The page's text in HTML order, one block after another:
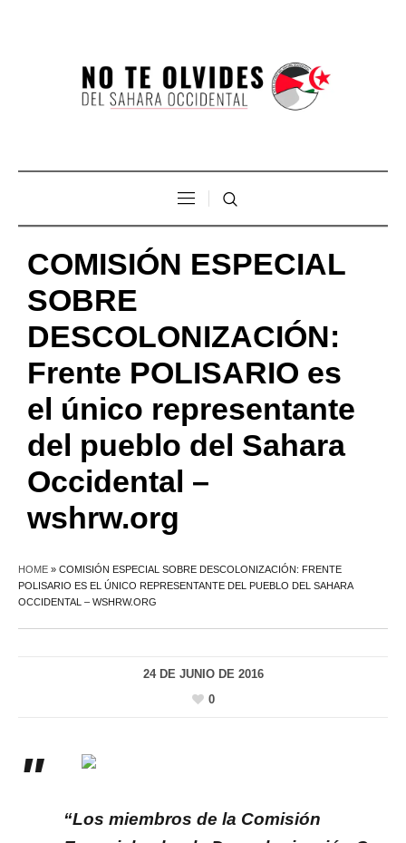
COMISIÓN ESPECIAL
SOBRE
DESCOLONIZACIÓN:
Frente POLISARIO es
el único representante
del pueblo del Sahara
Occidental –
wshrw.org
HOME » COMISIÓN ESPECIAL SOBRE DESCOLONIZACIÓN: FRENTE
POLISARIO ES EL ÚNICO REPRESENTANTE DEL PUEBLO DEL SAHARA
OCCIDENTAL – WSHRW.ORG
24 DE JUNIO DE 2016
0
“Los miembros de la Comisión